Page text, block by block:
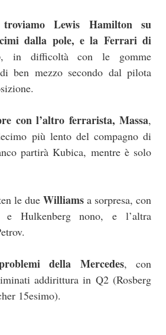
Lewis Hamilton su
dalla pole, e la Ferrari di
, in difficoltà con le gomme
ben mezzo secondo dal pilota
con l’altro ferrarista, Massa,
più lento del compagno di
partirà Kubica, mentre è solo
le due Williams a sorpresa, con
e Hulkenberg nono, e l’altra
della Mercedes, con
addirittura in Q2 (Rosberg
15esimo).